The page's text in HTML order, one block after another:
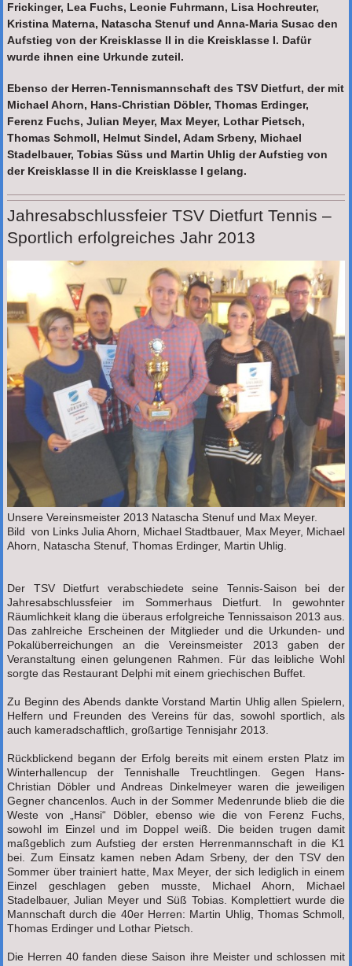
Frickinger, Lea Fuchs, Leonie Fuhrmann, Lisa Hochreuter,
Kristina Materna, Natascha Stenuf und Anna-Maria Susac den
Aufstieg von der Kreisklasse II in die Kreisklasse I. Dafür
wurde ihnen eine Urkunde zuteil.
Ebenso der Herren-Tennismannschaft des TSV Dietfurt, der mit
Michael Ahorn, Hans-Christian Döbler, Thomas Erdinger,
Ferenz Fuchs, Julian Meyer, Max Meyer, Lothar Pietsch,
Thomas Schmoll, Helmut Sindel, Adam Srbeny, Michael
Stadelbauer, Tobias Süss und Martin Uhlig der Aufstieg von
der Kreisklasse II in die Kreisklasse I gelang.
Jahresabschlussfeier TSV Dietfurt Tennis –
Sportlich erfolgreiches Jahr 2013
Unsere Vereinsmeister 2013 Natascha Stenuf und Max Meyer.
Bild von Links Julia Ahorn, Michael Stadtbauer, Max Meyer, Michael
Ahorn, Natascha Stenuf, Thomas Erdinger, Martin Uhlig.
Der TSV Dietfurt verabschiedete seine Tennis-Saison bei der
Jahresabschlussfeier im Sommerhaus Dietfurt. In gewohnter
Räumlichkeit klang die überaus erfolgreiche Tennissaison 2013 aus.
Das zahlreiche Erscheinen der Mitglieder und die Urkunden- und
Pokalüberreichungen an die Vereinsmeister 2013 gaben der
Veranstaltung einen gelungenen Rahmen. Für das leibliche Wohl
sorgte das Restaurant Delphi mit einem griechischen Buffet.
Zu Beginn des Abends dankte Vorstand Martin Uhlig allen Spielern,
Helfern und Freunden des Vereins für das, sowohl sportlich, als
auch kameradschaftlich, großartige Tennisjahr 2013.
Rückblickend begann der Erfolg bereits mit einem ersten Platz im
Winterhallencup der Tennishalle Treuchtlingen. Gegen Hans-
Christian Döbler und Andreas Dinkelmeyer waren die jeweiligen
Gegner chancenlos. Auch in der Sommer Medenrunde blieb die die
Weste von „Hansi“ Döbler, ebenso wie die von Ferenz Fuchs,
sowohl im Einzel und im Doppel weiß. Die beiden trugen damit
maßgeblich zum Aufstieg der ersten Herrenmannschaft in die K1
bei. Zum Einsatz kamen neben Adam Srbeny, der den TSV den
Sommer über trainiert hatte, Max Meyer, der sich lediglich in einem
Einzel geschlagen geben musste, Michael Ahorn, Michael
Stadelbauer, Julian Meyer und Süß Tobias. Komplettiert wurde die
Mannschaft durch die 40er Herren: Martin Uhlig, Thomas Schmoll,
Thomas Erdinger und Lothar Pietsch.
Die Herren 40 fanden diese Saison ihre Meister und schlossen mit